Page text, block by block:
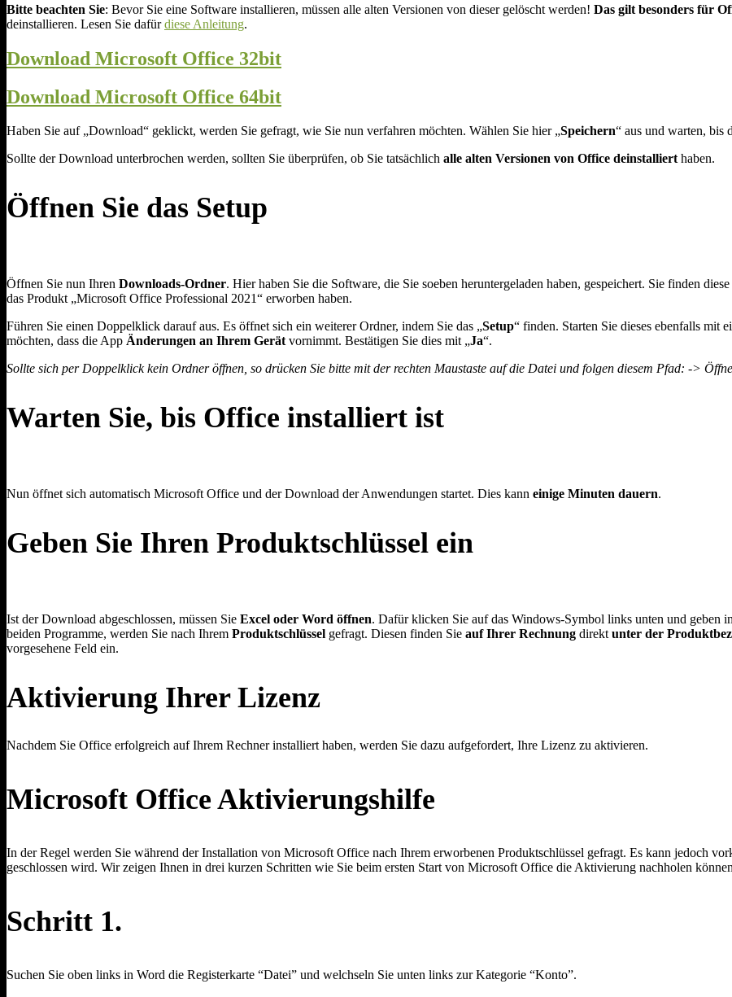
Bitte beachten Sie: Bevor Sie eine Software installieren, müssen alle alten Versionen von dieser gelöscht werden! Das gilt besonders für
deinstallieren. Lesen Sie dafürdiese Anleitung.
Download Microsoft Office 32bit
Download Microsoft Office 64bit
Haben Sie auf „Download“ geklickt, werden Sie gefragt, wie Sie nun verfahren möchten. Wählen Sie hier „Speichern“ aus und warten, bis
Sollte der Download unterbrochen werden, sollten Sie überprüfen, ob Sie tatsächlich alle alten Versionen von Office deinstallierthaben.
Öffnen Sie das Setup
Öffnen Sie nun Ihren Downloads-Ordner. Hier haben Sie die Software, die Sie soeben heruntergeladen haben, gespeichert. Sie finden
das Produkt „Microsoft Office Professional 2021“ erworben haben.
Führen Sie einen Doppelklick darauf aus. Es öffnet sich ein weiterer Ordner, indem Sie das „Setup“ finden. Starten Sie dieses ebenfalls mit
möchten, dass die App Änderungen an Ihrem Gerät vornimmt. Bestätigen Sie dies mit „Ja“.
Sollte sich per Doppelklick kein Ordner öffnen, so drücken Sie bitte mit der rechten Maustaste auf die Datei und folgen diesem Pfad: ->
Warten Sie, bis Office installiert ist
Nun öffnet sich automatisch Microsoft Office und der Download der Anwendungen startet. Dies kann einige Minuten dauern.
Geben Sie Ihren Produktschlüssel ein
Ist der Download abgeschlossen, müssen Sie Excel oder Word öffnen. Dafür klicken Sie auf das Windows-Symbol links unten und geben
beiden Programme, werden Sie nach Ihrem Produktschlüssel gefragt. Diesen finden Sie auf Ihrer Rechnung direkt unter der
vorgesehene Feld ein.
Aktivierung Ihrer Lizenz
Nachdem Sie Office erfolgreich auf Ihrem Rechner installiert haben, werden Sie dazu aufgefordert, Ihre Lizenz zu aktivieren.
Microsoft Office Aktivierungshilfe
In der Regel werden Sie während der Installation von Microsoft Office nach Ihrem erworbenen Produktschlüssel gefragt. Es kann jedoch
geschlossen wird. Wir zeigen Ihnen in drei kurzen Schritten wie Sie beim ersten Start von Microsoft Office die Aktivierung nachholen
Schritt 1.
Suchen Sie oben links in Word die Registerkarte “Datei” und welchseln Sie unten links zur Kategorie “Konto”.